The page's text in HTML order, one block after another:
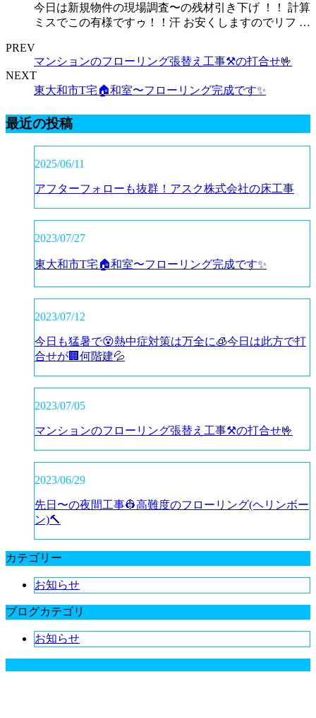
今日は新規物件の現場調査〜の残材引き下げ ！！ 計算
ミスでこの有様ですゥ！！汗 お安くしますのでリフ …
PREV
マンションのフローリング張替え工事⚒️の打合せ🤟
NEXT
東大和市T宅🏠和室〜フローリング完成です✨
最近の投稿
2025/06/11
アフターフォローも抜群！アスク株式会社の床工事
2023/07/27
東大和市T宅🏠和室〜フローリング完成です✨
2023/07/12
今日も猛暑で😵熱中症対策は万全に🧊今日は此方で打
合せが🏢何階建💦
2023/07/05
マンションのフローリング張替え工事⚒️の打合せ🤟
2023/06/29
先日〜の夜間工事👷高難度のフローリング(ヘリンボー
ン)🔨
カテゴリー
お知らせ
ブログカテゴリ
お知らせ